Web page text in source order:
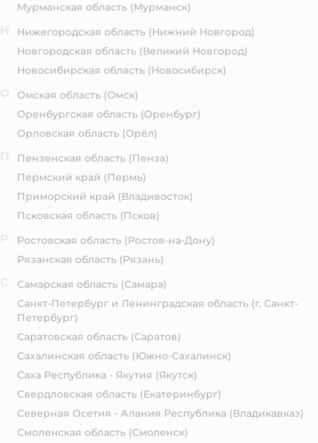
Мурманская область (Мурманск)
Нижегородская область (Нижний Новгород)
Новгородская область (Великий Новгород)
Новосибирская область (Новосибирск)
Омская область (Омск)
Оренбургская область (Оренбург)
Орловская область (Орёл)
Пензенская область (Пенза)
Пермский край (Пермь)
Приморский край (Владивосток)
Псковская область (Псков)
Ростовская область (Ростов-на-Дону)
Рязанская область (Рязань)
Самарская область (Самара)
Санкт-Петербург и Ленинградская область (г. Санкт-
Петербург)
Саратовская область (Саратов)
Сахалинская область (Южно-Сахалинск)
Саха Республика - Якутия (Якутск)
Свердловская область (Екатеринбург)
Северная Осетия - Алания Республика (Владикавказ)
Смоленская область (Смоленск)